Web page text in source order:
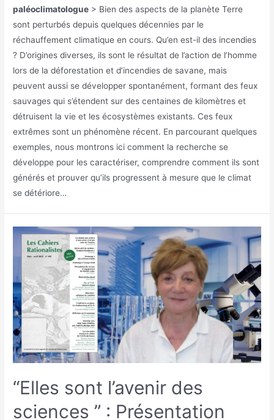
paléoclimatologue > Bien des aspects de la planète Terre
sont perturbés depuis quelques décennies par le
réchauffement climatique en cours. Qu’en est-il des incendies
? D’origines diverses, ils sont le résultat de l’action de l’homme
lors de la déforestation et d’incendies de savane, mais
peuvent aussi se développer spontanément, formant des feux
sauvages qui s’étendent sur des centaines de kilomètres et
détruisent la vie et les écosystèmes existants. Ces feux
extrêmes sont un phénomène récent. En parcourant quelques
exemples, nous montrons ici comment la recherche se
développe pour les caractériser, comprendre comment ils sont
générés et prouver qu’ils progressent à mesure que le climat
se détériore…
“Elles sont l’avenir des
sciences ” : Présentation